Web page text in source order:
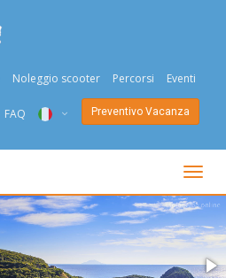
Noleggio scooter Percorsi Eventi
FAQ
ENG
DEU
NED
Preventivo Vacanza
Togli